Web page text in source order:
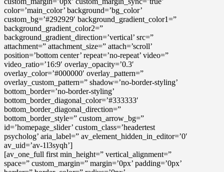
color=’main_color’ background=’bg_color’
custom_bg=’#292929′ background_gradient_color1=”
background_gradient_color2=”
background_gradient_direction=’vertical’ src=”
attachment=” attachment_size=” attach=’scroll’
position=’bottom center’ repeat=’no-repeat’ video=”
video_ratio=’16:9′ overlay_opacity=’0.3′
overlay_color=’#000000′ overlay_pattern=”
overlay_custom_pattern=” shadow=’no-border-styling’
bottom_border=’no-border-styling’
bottom_border_diagonal_color=’#333333′
bottom_border_diagonal_direction=”
bottom_border_style=” custom_arrow_bg=”
id=’homepage_slider’ custom_class=’headertest
psycholog’ aria_label=” av_element_hidden_in_editor=’0′
av_uid=’av-1l3syqh’]
[av_one_full first min_height=” vertical_alignment=”
space=” custom_margin=” margin=’0px’ padding=’0px’